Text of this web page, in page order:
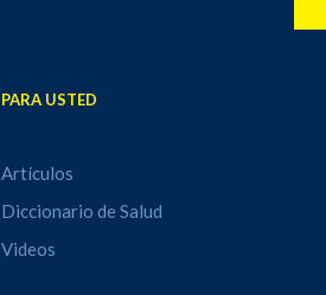
PARA USTED
Artículos
Diccionario de Salud
Videos